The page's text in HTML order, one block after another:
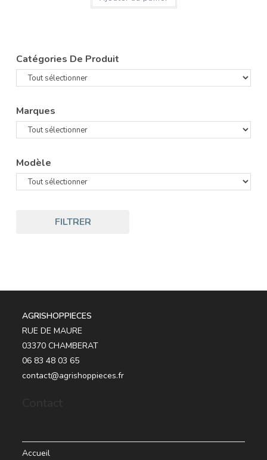
Catégories De Produit
Marques
Modèle
FILTRER
AGRISHOPPIECES
RUE DE MAURE
03370 CHAMBERAT
06 83 48 03 65
contact@agrishoppieces.fr
Accueil